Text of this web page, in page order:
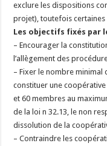
exclure les dispositions
projet), toutefois
Les objectifs fixés par
– Encourager la
l’allègement des
– Fixer le nombre
constituer une
et 60 membres au
de la loi n 32.13, le non
dissolution de la
– Contraindre les